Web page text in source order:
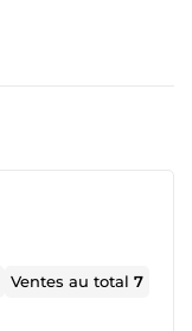
Ventes au total7